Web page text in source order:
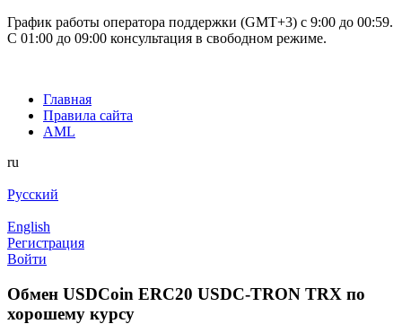
График работы оператора поддержки (GMT+3) c 9:00 до 00:59.
С 01:00 до 09:00 консультация в свободном режиме.
Главная
Правила сайта
AML
ru
Русский
English
Регистрация
Войти
Обмен USDCoin ERC20 USDC-TRON TRX по
хорошему курсу